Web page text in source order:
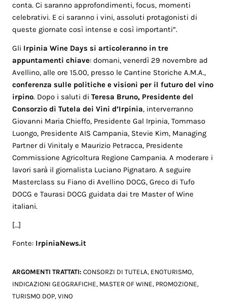
conta. Ci saranno approfondimenti, focus, momenti
celebrativi. E ci saranno i vini, assoluti protagonisti di
queste giornate così intense e così importanti”.
Gli Irpinia Wine Days si articoleranno in tre
appuntamenti chiave: domani, venerdì 29 novembre ad
Avellino, alle ore 15.00, presso le Cantine Storiche A.M.A.,
conferenza sulle politiche e visioni per il futuro del vino
irpino. Dopo i saluti diTeresa Bruno, Presidente del
Consorzio di Tutela dei Vini d’Irpinia, interverranno
Giovanni Maria Chieffo, Presidente Gal Irpinia, Tommaso
Luongo, Presidente AIS Campania, Stevie Kim, Managing
Partner di Vinitaly e Maurizio Petracca, Presidente
Commissione Agricoltura Regione Campania. A moderare i
lavori sarà il giornalista Luciano Pignataro. A seguire
Masterclass su Fiano di Avellino DOCG, Greco di Tufo
DOCG e Taurasi DOCG guidata dai tre Master of Wine
italiani.
[…]
Fonte: IrpiniaNews.it
ARGOMENTI TRATTATI:CONSORZI DI TUTELA, ENOTURISMO,
INDICAZIONI GEOGRAFICHE, MASTER OF WINE, PROMOZIONE,
TURISMO DOP,VINO